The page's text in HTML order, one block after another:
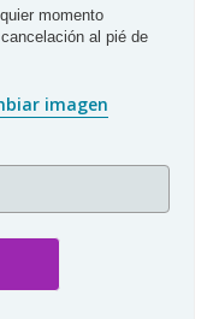
momento
al pié de
imagen